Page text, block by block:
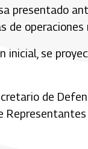
presentado
de
inicial, se
de